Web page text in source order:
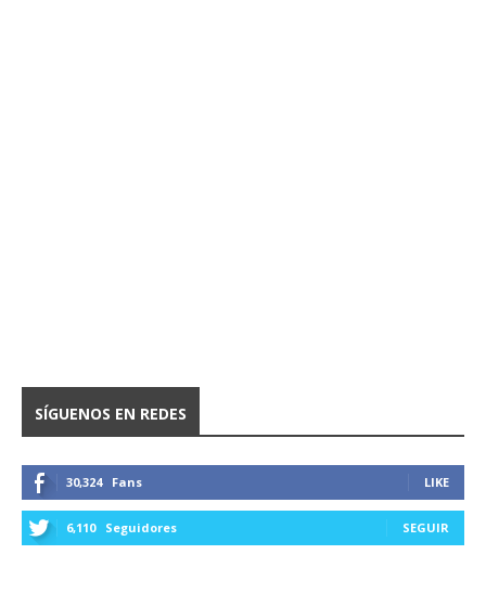
SÍGUENOS EN REDES
30,324 Fans LIKE
6,110 Seguidores SEGUIR